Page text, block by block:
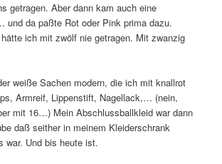
getragen. Aber dann kam auch eine
und da paßte Rot oder Pink prima dazu.
ich mit zwölf nie getragen. Mit zwanzig
weiße Sachen modern, die ich mit knallrot
Armreif, Lippenstift, Nagellack,… (nein,
mit 16…) Mein Abschlussballkleid war dann
daß seither in meinem Kleiderschrank
war. Und bis heute ist.